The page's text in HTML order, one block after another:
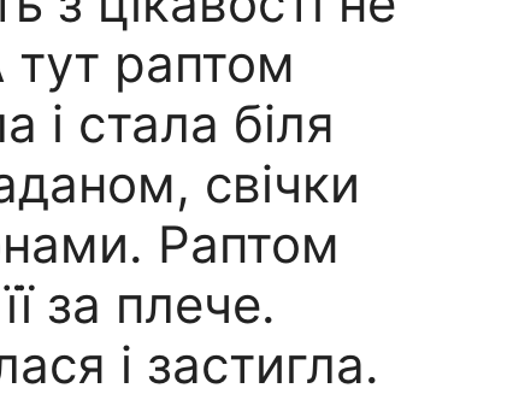
раптом
і стала біля
свічки
Раптом
за плече.
і застигла.